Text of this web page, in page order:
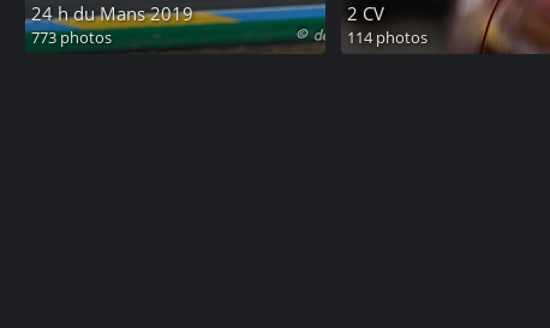
24 h du Mans 2019
773 photos
2 CV
114 photos